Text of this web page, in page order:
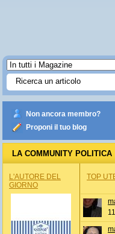
Non ancora membro?
Proponi il tuo blog
LA COMMUNITY POLITICA
L'AUTORE DEL
GIORNO
TOP